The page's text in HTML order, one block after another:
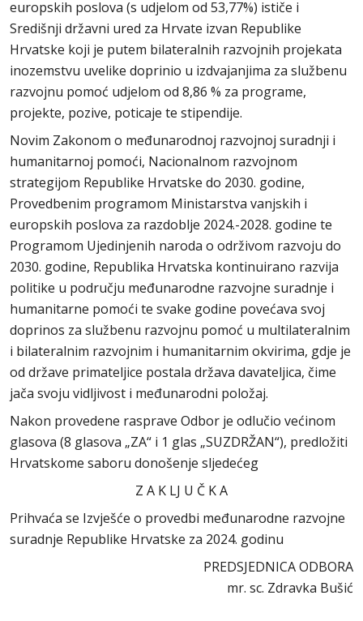
europskih poslova (s udjelom od 53,77%) ističe i
Središnji državni ured za Hrvate izvan Republike
Hrvatske koji je putem bilateralnih razvojnih projekata
inozemstvu uvelike doprinio u izdvajanjima za službenu
razvojnu pomoć udjelom od 8,86 % za programe,
projekte, pozive, poticaje te stipendije.
Novim Zakonom o međunarodnoj razvojnoj suradnji i
humanitarnoj pomoći, Nacionalnom razvojnom
strategijom Republike Hrvatske do 2030. godine,
Provedbenim programom Ministarstva vanjskih i
europskih poslova za razdoblje 2024.-2028. godine te
Programom Ujedinjenih naroda o održivom razvoju do
2030. godine, Republika Hrvatska kontinuirano razvija
politike u području međunarodne razvojne suradnje i
humanitarne pomoći te svake godine povećava svoj
doprinos za službenu razvojnu pomoć u multilateralnim
i bilateralnim razvojnim i humanitarnim okvirima, gdje je
od države primateljice postala država davateljica, čime
jača svoju vidljivost i međunarodni položaj.
Nakon provedene rasprave Odbor je odlučio većinom
glasova (8 glasova „ZA“ i 1 glas „SUZDRŽAN“), predložiti
Hrvatskome saboru donošenje sljedećeg
Z A K LJ U Č K A
Prihvaća se Izvješće o provedbi međunarodne razvojne
suradnje Republike Hrvatske za 2024. godinu
PREDSJEDNICA ODBORA
mr. sc. Zdravka Bušić